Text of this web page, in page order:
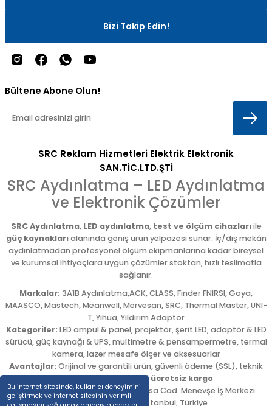
Bu internet sitesinde, kullanıcı deneyimini
geliştirmek ve internet sitesinin verimli
Bizi Takip Edin!
Bültene Abone Olun!
SRC Reklam Hizmetleri Elektrik Elektronik
SAN.TİC.LTD.ŞTİ
SRC Aydınlatma – LED Aydınlatma
ve Elektronik Çözümler
SRC Aydınlatma, LED aydınlatma, test ve ölçüm cihazlarıile
güç kaynaklarıalanında geniş ürün yelpazesi sunar. İç/dış mekân
aydınlatmadan profesyonel ölçüm ekipmanlarına kadar bireysel
ve kurumsal ihtiyaçlara uygun çözümler stoktan, hızlı teslimatla
sağlanır.
Markalar: 3A1B Aydınlatma,ACK, CLASS, Finder FNIRSI, Goya,
MAASCO, Mastech, Meanwell, Mervesan, SRC, Thermal Master, UNI-
T, Yihua, Yıldırım Adaptör
Kategoriler: LED ampul & panel, projektör, şerit LED, adaptör & LED
sürücü, güç kaynağı & UPS, multimetre & pensampermetre, termal
kamera, lazer mesafe ölçer ve aksesuarlar
Avantajlar: Orijinal ve garantili ürün, güvenli ödeme (SSL), teknik
destek,5.000 TL üzeri ücretsiz kargo
Adres: Emekyemez Mah. Okçumusa Cad. Menevşe İş Merkezi
No:22/58,Beyoğlu/ İstanbul, Türkiye